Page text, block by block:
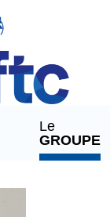
Le
GROUPE